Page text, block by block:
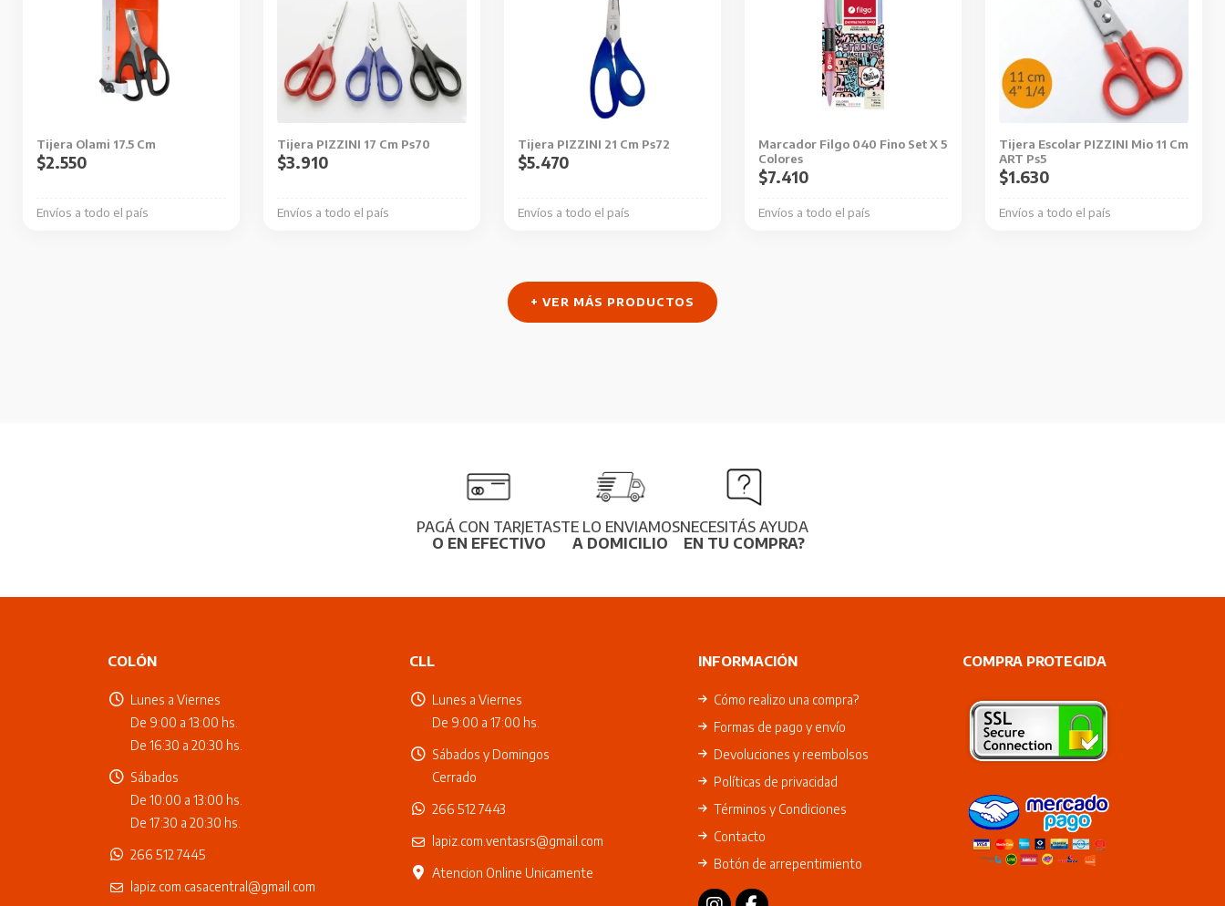
Tijera Olami 17.5 Cm
Envíos a todo el país
$2.550
Tijera PIZZINI 17 Cm Ps70
Envíos a todo el país
$3.910
Tijera PIZZINI 21 Cm Ps72
Envíos a todo el país
$5.470
Marcador Filgo 040 Fino Set X 5
Colores
Envíos a todo el país
$7.410
Tijera Escolar PIZZINI Mio 11 Cm
ART Ps5
Envíos a todo el país
$1.630
+ VER MÁS PRODUCTOS
PAGÁ CON TARJETAS
O EN EFECTIVO
TE LO ENVIAMOS
A DOMICILIO
NECESITÁS AYUDA
EN TU COMPRA?
COLÓN
Lunes a Viernes
De 9:00 a 13:00 hs.
De 16:30 a 20:30 hs.
Sábados
De 10:00 a 13:00 hs.
De 17:30 a 20:30 hs.
266 512 7445
lapiz.com.casacentral@gmail.com
CLL
Lunes a Viernes
De 9:00 a 17:00 hs.
Sábados y Domingos
Cerrado
266 512 7443
lapiz.com.ventasrs@gmail.com
Atencion Online Unicamente
INFORMACIÓN
Cómo realizo una compra?
Formas de pago y envío
Devoluciones y reembolsos
Políticas de privacidad
Términos y Condiciones
Contacto
Botón de arrepentimiento
COMPRA PROTEGIDA